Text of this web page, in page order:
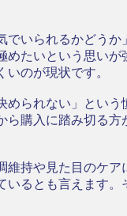
いられるかどう
たいという思い
のが現状です。
られない」とい
購入に踏み切る
持や見た目のケ
るとも言えます